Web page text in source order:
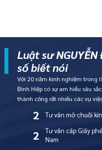
Luật sư
số biết nói
Với 20 năm kinh nghiệm trong
Đình Hiệp có sự am hiểu sâu
thành công rất nhiều các vụ
2 Tư vấn mở chuỗi
2
Tư vấn cấp Giấy
Nam